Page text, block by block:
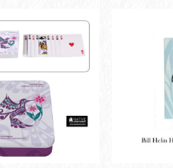
順